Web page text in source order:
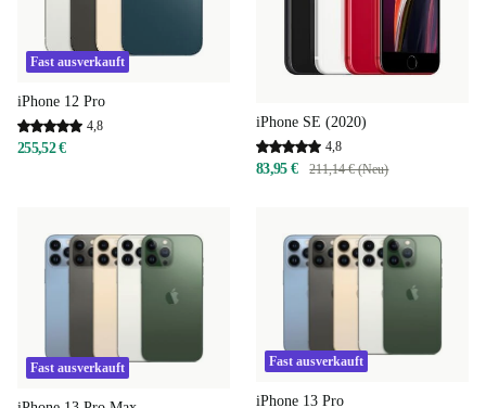
Fast ausverkauft
iPhone 12 Pro
4,8
255,52 €
iPhone SE (2020)
4,8
83,95 € 211,14 € (Neu)
Fast ausverkauft Fast ausverkauft
iPhone 13 Pro